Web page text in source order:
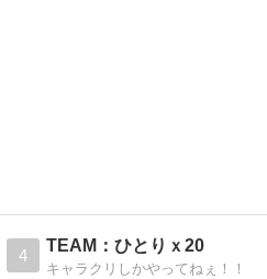
4
TEAM：ひとりｘ20
キャラクリしかやってねぇ！！